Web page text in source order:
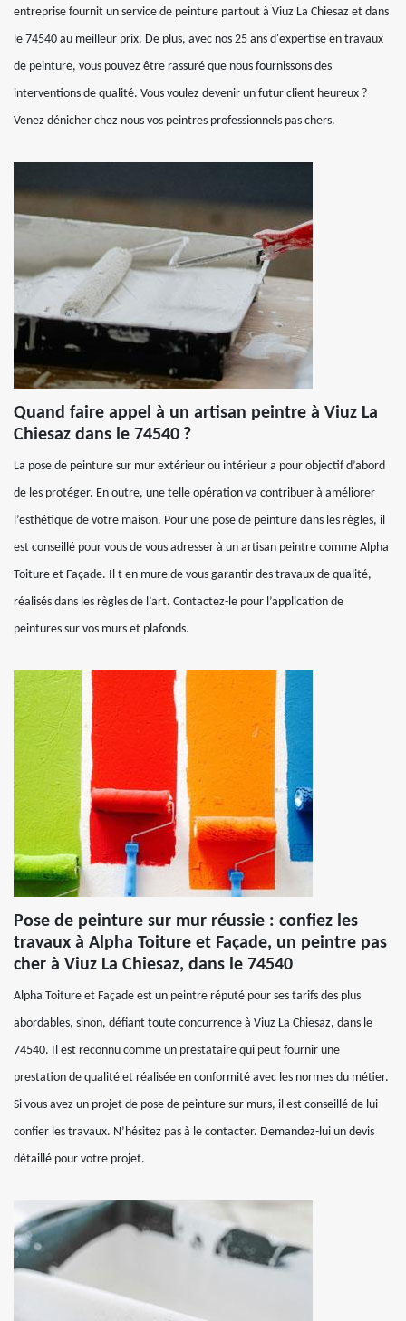
entreprise fournit un service de peinture partout à Viuz La Chiesaz et dans
le 74540 au meilleur prix. De plus, avec nos 25 ans d'expertise en travaux
de peinture, vous pouvez être rassuré que nous fournissons des
interventions de qualité. Vous voulez devenir un futur client heureux ?
Venez dénicher chez nous vos peintres professionnels pas chers.
Quand faire appel à un artisan peintre à Viuz La
Chiesaz dans le 74540 ?
La pose de peinture sur mur extérieur ou intérieur a pour objectif d’abord
de les protéger. En outre, une telle opération va contribuer à améliorer
l’esthétique de votre maison. Pour une pose de peinture dans les règles, il
est conseillé pour vous de vous adresser à un artisan peintre comme Alpha
Toiture et Façade. Il t en mure de vous garantir des travaux de qualité,
réalisés dans les règles de l’art. Contactez-le pour l’application de
peintures sur vos murs et plafonds.
Pose de peinture sur mur réussie : confiez les
travaux à Alpha Toiture et Façade, un peintre pas
cher à Viuz La Chiesaz, dans le 74540
Alpha Toiture et Façade est un peintre réputé pour ses tarifs des plus
abordables, sinon, défiant toute concurrence à Viuz La Chiesaz, dans le
74540. Il est reconnu comme un prestataire qui peut fournir une
prestation de qualité et réalisée en conformité avec les normes du métier.
Si vous avez un projet de pose de peinture sur murs, il est conseillé de lui
confier les travaux. N’hésitez pas à le contacter. Demandez-lui un devis
détaillé pour votre projet.